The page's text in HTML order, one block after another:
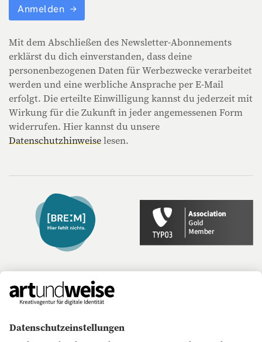
Anmelden
Mit dem Abschließen des Newsletter-Abonnements
erklärst du dich einverstanden, dass deine
personenbezogenen Daten für Werbezwecke verarbeitet
werden und eine werbliche Ansprache per E-Mail
erfolgt. Die erteilte Einwilligung kannst du jederzeit mit
Wirkung für die Zukunft in jeder angemessenen Form
widerrufen. Hier kannst du unsere
Datenschutzhinweiselesen.